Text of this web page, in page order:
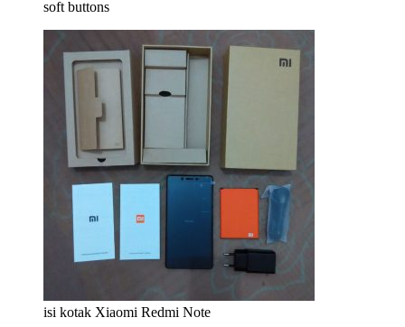
soft buttons
isi kotak Xiaomi Redmi Note